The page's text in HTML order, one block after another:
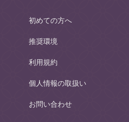
初めての方へ
推奨環境
利用規約
個人情報の取扱い
お問い合わせ